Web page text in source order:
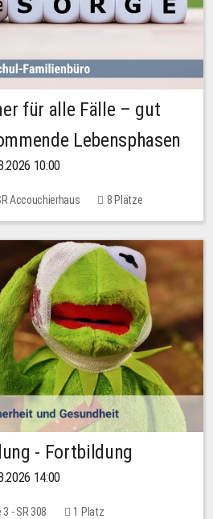
für alle Fälle – gut
Lebensphasen
10:00
Accouchierhaus 8 Plätze
- Fortbildung
14:00
- SR 308 1 Platz